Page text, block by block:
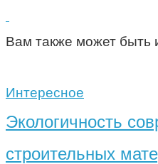
Вам также может быть
Интересное
Экологичность
строительных